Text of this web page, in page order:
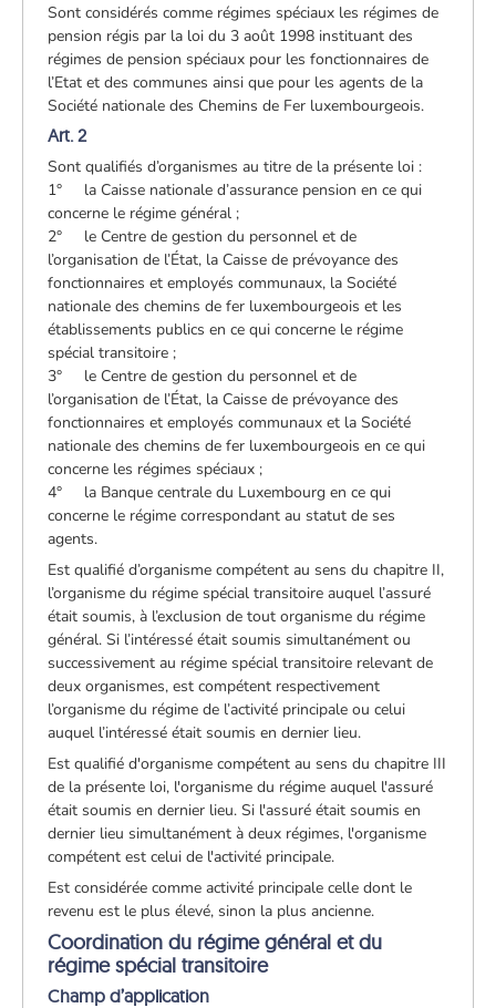
Sont considérés comme régimes spéciaux les régimes de
pension régis par la loi du 3 août 1998 instituant des
régimes de pension spéciaux pour les fonctionnaires de
l’Etat et des communes ainsi que pour les agents de la
Société nationale des Chemins de Fer luxembourgeois.
Art. 2
Sont qualifiés d’organismes au titre de la présente loi :
1° la Caisse nationale d’assurance pension en ce qui
concerne le régime général ;
2° le Centre de gestion du personnel et de
l’organisation de l’État, la Caisse de prévoyance des
fonctionnaires et employés communaux, la Société
nationale des chemins de fer luxembourgeois et les
établissements publics en ce qui concerne le régime
spécial transitoire ;
3° le Centre de gestion du personnel et de
l’organisation de l’État, la Caisse de prévoyance des
fonctionnaires et employés communaux et la Société
nationale des chemins de fer luxembourgeois en ce qui
concerne les régimes spéciaux ;
4° la Banque centrale du Luxembourg en ce qui
concerne le régime correspondant au statut de ses
agents.
Est qualifié d’organisme compétent au sens du chapitre II,
l’organisme du régime spécial transitoire auquel l’assuré
était soumis, à l’exclusion de tout organisme du régime
général. Si l’intéressé était soumis simultanément ou
successivement au régime spécial transitoire relevant de
deux organismes, est compétent respectivement
l’organisme du régime de l’activité principale ou celui
auquel l’intéressé était soumis en dernier lieu.
Est qualifié d'organisme compétent au sens du chapitre III
de la présente loi, l'organisme du régime auquel l'assuré
était soumis en dernier lieu. Si l'assuré était soumis en
dernier lieu simultanément à deux régimes, l'organisme
compétent est celui de l'activité principale.
Est considérée comme activité principale celle dont le
revenu est le plus élevé, sinon la plus ancienne.
Coordination du régime général et du
régime spécial transitoire
Champ d’application